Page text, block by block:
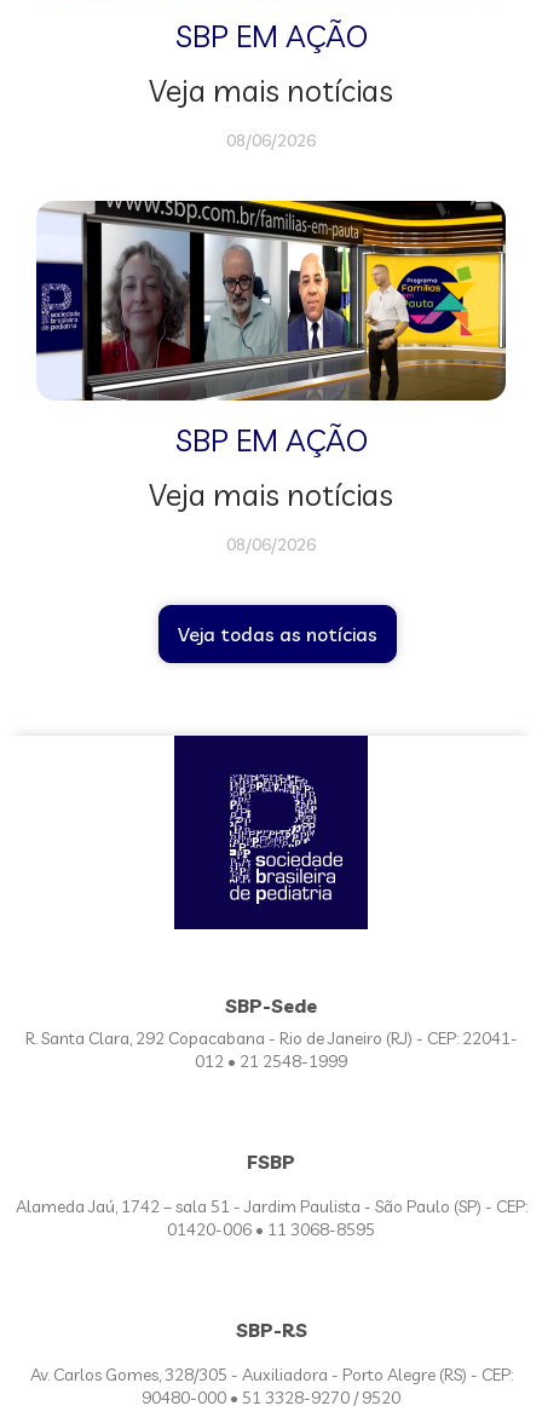
SBP EM AÇÃO
Veja mais notícias
08/06/2026
SBP EM AÇÃO
Veja mais notícias
08/06/2026
Veja todas as notícias
SBP-Sede
R. Santa Clara, 292 Copacabana - Rio de Janeiro (RJ) - CEP: 22041-
012 • 21 2548-1999
FSBP
Alameda Jaú, 1742 – sala 51 - Jardim Paulista - São Paulo (SP) - CEP:
01420-006 • 11 3068-8595
SBP-RS
Av. Carlos Gomes, 328/305 - Auxiliadora - Porto Alegre (RS) - CEP:
90480-000 • 51 3328-9270 / 9520